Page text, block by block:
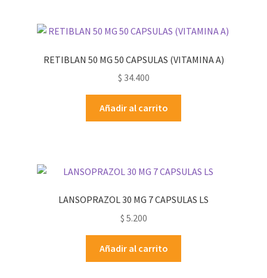
RETIBLAN 50 MG 50 CAPSULAS (VITAMINA A)
$ 34.400
Añadir al carrito
LANSOPRAZOL 30 MG 7 CAPSULAS LS
$ 5.200
Añadir al carrito